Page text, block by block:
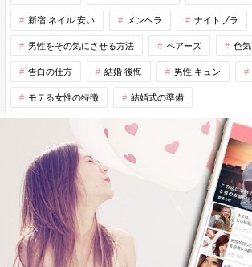
新宿 ネイル 安い メンヘラ ナイトブラ
男性をその気にさせる方法 ペアーズ 色気
告白の仕方 結婚 後悔 男性 キュン
モテる女性の特徴 結婚式の準備